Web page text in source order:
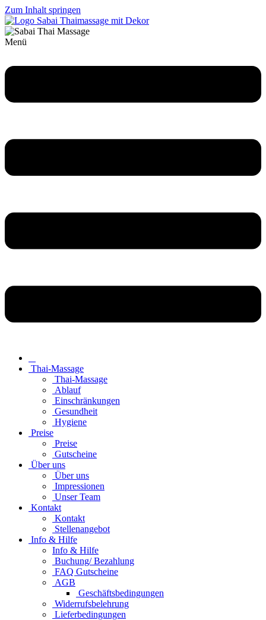
Zum Inhalt springen
Menü
Thai-Massage
Thai-Massage
Ablauf
Einschränkungen
Gesundheit
Hygiene
Preise
Preise
Gutscheine
Über uns
Über uns
Impressionen
Unser Team
Kontakt
Kontakt
Stellenangebot
Info & Hilfe
Info & Hilfe
Buchung/ Bezahlung
FAQ Gutscheine
AGB
Geschäftsbedingungen
Widerrufsbelehrung
Lieferbedingungen